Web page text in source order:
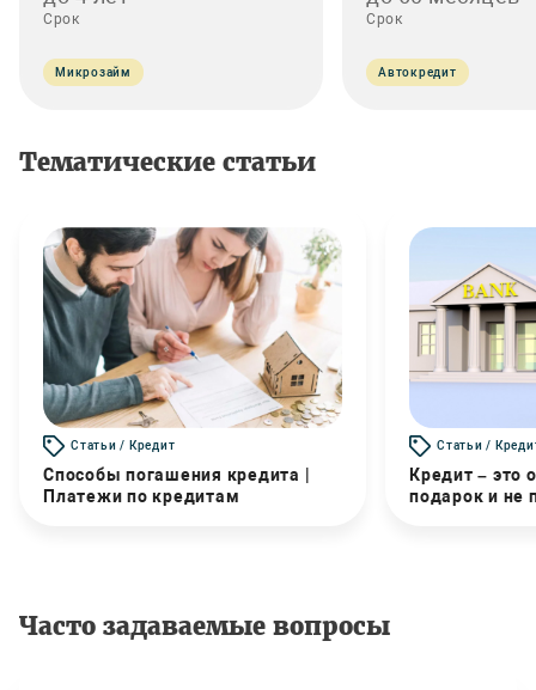
Срок
Микрозайм
Срок
Автокредит
Тематические статьи
Статьи / Кредит
Способы погашения кредита |
Платежи по кредитам
Статьи /
Кредит – это
подарок и не
Часто задаваемые вопросы